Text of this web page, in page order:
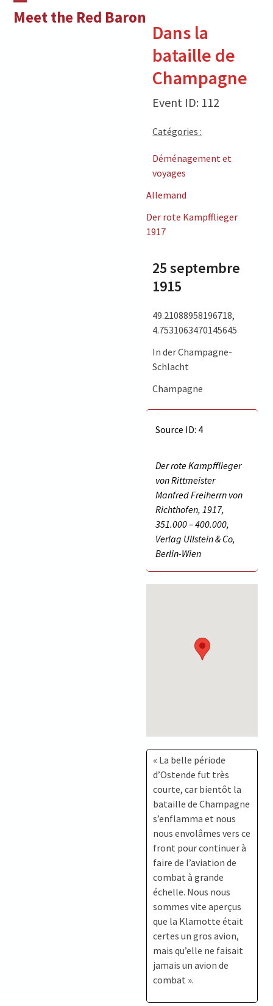
Meet the Red Baron
Open
Close
Dans la
bataille de
Champagne
Event ID: 112
Catégories :
Déménagement et
voyages
Allemand
Der rote Kampfflieger
1917
25 septembre
1915
49.21088958196718,
4.7531063470145645
In der Champagne-
Schlacht
Champagne
Source ID: 4
Der rote Kampfflieger
von Rittmeister
Manfred Freiherrn von
Richthofen, 1917,
351.000 – 400.000,
Verlag Ullstein & Co,
Berlin-Wien
« La belle période
d’Ostende fut très
courte, car bientôt la
bataille de Champagne
s’enflamma et nous
nous envolâmes vers ce
front pour continuer à
faire de l’aviation de
combat à grande
échelle. Nous nous
sommes vite aperçus
que la Klamotte était
certes un gros avion,
mais qu’elle ne faisait
jamais un avion de
combat ».